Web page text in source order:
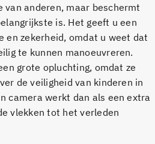
van anderen, maar beschermt
is. Het geeft u een
en zekerheid, omdat u weet dat
te kunnen manoeuvreren.
grote opluchting, omdat ze
de veiligheid van kinderen in
camera werkt dan als een extra
vlekken tot het verleden